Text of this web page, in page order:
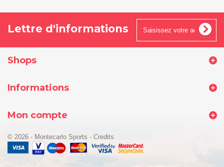
Lettre d'informations
Shops
Informations
© 2026 - Montecarlo Sports - Credits
Mon compte